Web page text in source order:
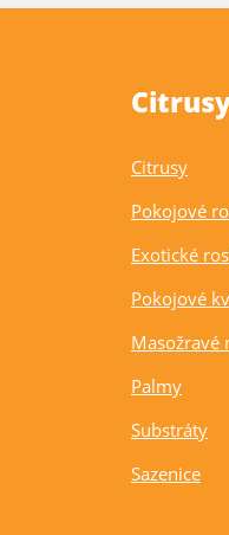
Citrusy
Pokojové
Exotické
Pokojové
Masožravé
Palmy
Substráty
Sazenice